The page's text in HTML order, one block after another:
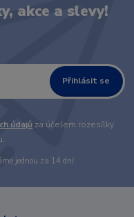
akce a slevy!
Přihlásit se
údajů za účelem rozesílky
jednou za 14 dní.